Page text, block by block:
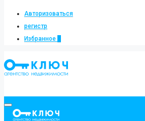
Авторизоваться
регистр
Избранное